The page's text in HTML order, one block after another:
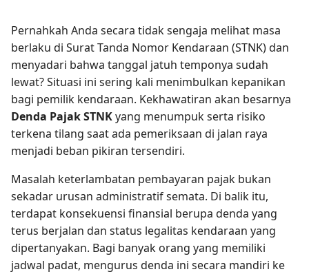
Pernahkah Anda secara tidak sengaja melihat masa
berlaku di Surat Tanda Nomor Kendaraan (STNK) dan
menyadari bahwa tanggal jatuh temponya sudah
lewat? Situasi ini sering kali menimbulkan kepanikan
bagi pemilik kendaraan. Kekhawatiran akan besarnya
Denda Pajak STNKyang menumpuk serta risiko
terkena tilang saat ada pemeriksaan di jalan raya
menjadi beban pikiran tersendiri.
Masalah keterlambatan pembayaran pajak bukan
sekadar urusan administratif semata. Di balik itu,
terdapat konsekuensi finansial berupa denda yang
terus berjalan dan status legalitas kendaraan yang
dipertanyakan. Bagi banyak orang yang memiliki
jadwal padat, mengurus denda ini secara mandiri ke